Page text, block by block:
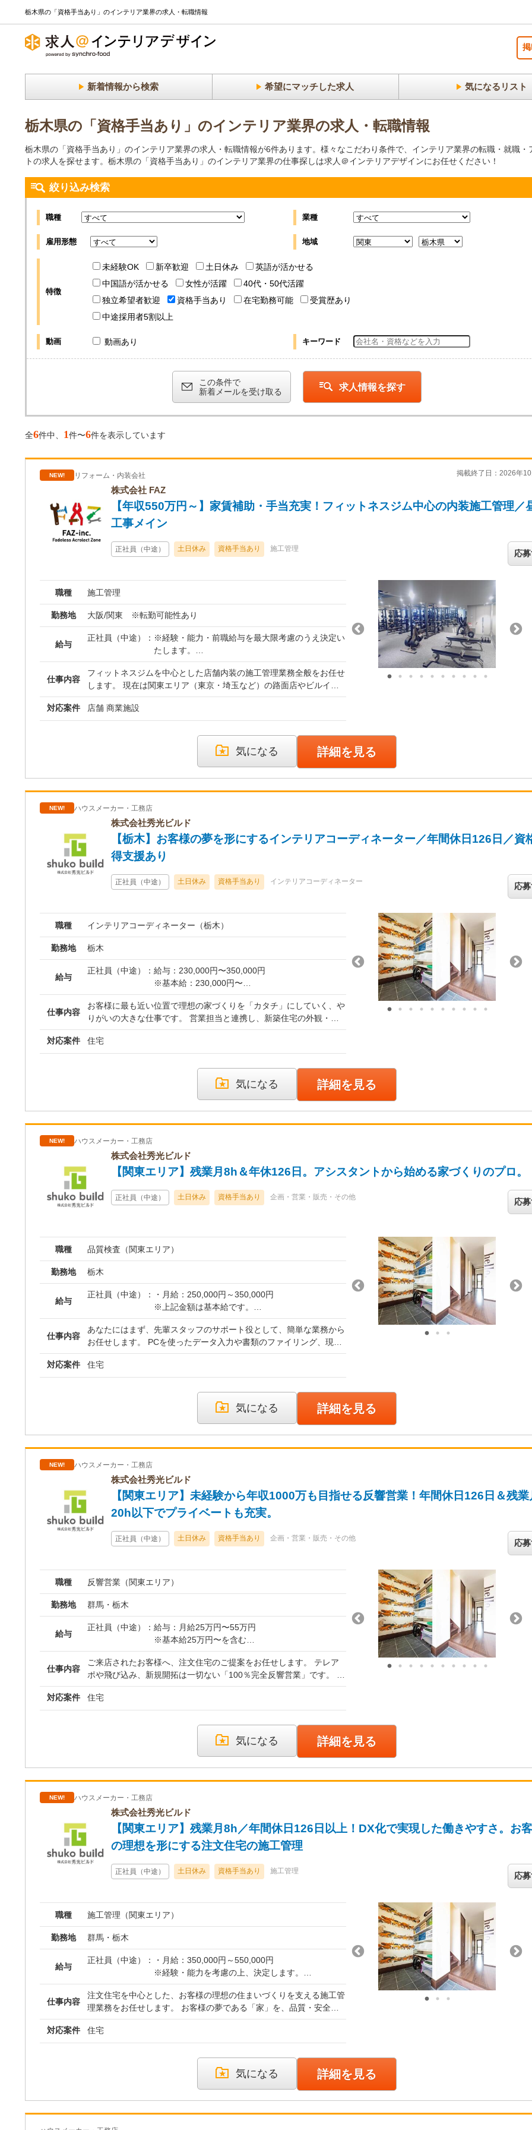
栃木県の「資格手当あり」のインテリア業界の求人・転職情報
新着情報から検索 希望にマッチした求人 気になるリスト
栃木県の「資格手当あり」のインテリア業界の求人・転職情報
栃木県の「資格手当あり」のインテリア業界の求人・転職情報が6件あります。様々なこだわり条件で、インテリア業界の転職・就職・
トの求人を探せます。栃木県の「資格手当あり」のインテリア業界の仕事探しは求人＠インテリアデザインにお任せください！
絞り込み検索
職種 業種
雇用形態 地域
特徴
未経験OK 新卒歓迎 土日休み
英語が活かせる
中国語が活かせる
女性が活躍
40代・50代活躍
独立希望者歓迎
資格手当あり 在宅勤務可能
受賞歴あり
中途採用者5割以上
動画 動画あり キーワード
この条件で
新着メールを受け取る
求人情報を探す
全6件中、 1件〜6件を表示しています
NEW! リフォーム・内装会社 掲載終了日：2026年
株式会社 FAZ
【年収550万円～】家賃補助・手当充実！フィットネスジム中心の内装施工管理／
工事メイン
正社員（中途） 土日休み 資格手当あり 施工管理 応
職種 施工管理
勤務地 大阪/関東 ※転勤可能性あり
給与
正社員（中途）： ※経験・能力・前職給与を最大限考慮のうえ決定い
たします。
※初回賞与は寸志となります。
仕事内容
フィットネスジムを中心とした店舗内装の施工管理業務全般をお任せ
します。 現在は関東エリア（東京・埼玉など）の路面店やビルイン
型の案件が主流となっており、商業施設特有の夜間工事が少なく、昼
間メインで進行できる現場が多いのが特徴です。 ■ 業務フロー 【1】
図面の読み込み・事前検証 設計図面を元に、利用者の動線や什器の
配置などをミリ単位で確認。現場で適切に収まるか事前にシミュレー
ションを行います。 ▼ 【2】工程・予算・安全管理 現場入り後は、
職人への指示出し、資材手配、スケジュール調整を実行。現場の整理
▼ 【4】竣工・引き渡し 施主様や施設担当者と最終確認を行い、引き
渡しとなります。 ■ 仕事のポイント ・裁量の大きさ： スケジュール
の組み立ては個人の裁量に委ねられています。ご自身のペースで効率
よく現場を回すことが可能です。 ・働きやすさの担保： フィットネ
スジム案件は路面店等の独立した現場が多く、日中稼働が基本です。
夜間工事が少ないため、体調管理がしやすい環境です。 ・手厚いバ
ックアップ： 大阪からの赴任や出張ベースでの勤務となる場合、家
対応案件 店舗 商業施設
気になる 詳細を見る
NEW! ハウスメーカー・工務店
株式会社秀光ビルド
【栃木】お客様の夢を形にするインテリアコーディネーター／年間休日126日／資
得支援あり
正社員（中途） 土日休み 資格手当あり インテリアコーディネーター 応
職種 インテリアコーディネーター（栃木）
勤務地 栃木
給与
正社員（中途）： 給与：230,000円〜350,000円
※基本給：230,000円〜
※残業代は別途全額支給されます。
※インセンティブ等は金額に含まれず別途支給され
ます。
540万円／入社5年（インセンティブ等含む）
420万円／入社6年（インセンティブ等含む）
仕事内容
お客様に最も近い位置で理想の家づくりを「カタチ」にしていく、や
りがいの大きな仕事です。 営業担当と連携し、新築住宅の外観・内
装から設備機器に至るまで、お客様との仕様打ち合わせをトータルで
担当します。 外観パースの依頼から、床材や壁紙、照明といったイ
ンテリアの選定まで、お客様のこだわりや夢をヒアリングしながら、
二人三脚で具体的なプランを練り上げていきます。 お客様の理想が
詰まったプランが完成したら、施工管理、現場監督、設計担当者な
ど、次の工程を担うチームへ正確に情報を引き継ぐのも重要な役割で
られますが、お客様の「理想の家」が完成した時の感動は格別です。
＜就業場所＞ ・住まいづくり館 宇都宮 栃木県宇都宮市鶴田町1613番
対応案件 住宅
気になる 詳細を見る
NEW! ハウスメーカー・工務店
株式会社秀光ビルド
【関東エリア】残業月8h＆年休126日。アシスタントから始める家づくりのプロ。
正社員（中途） 土日休み 資格手当あり 企画・営業・販売・その他 応
職種 品質検査（関東エリア）
勤務地 栃木
給与
正社員（中途）：
・月給：250,000円～350,000円
※上記金額は基本給です。
※残業代は別途全額支給されます。
※経験・能力を考慮の上、決定します。
＜昇給・賞与＞
仕事内容
あなたにはまず、先輩スタッフのサポート役として、簡単な業務から
お任せします。 PCを使ったデータ入力や書類のファイリング、現場
の写真撮影、備品の発注管理など、一つひとつ丁寧に指導しますの
で、建築業界が初めての方でもご安心ください。 業務に慣れてきた
ら、少しずつ専門的な領域にも挑戦していただきます。 先輩のサポ
ートとして、工事スケジュールの調整補助や、職人さん・資材の手
配、報告書のチェックなどを担当。 現場訪問は店舗から1時間圏内の
エリアで1日に2～3件程度、最初は必ず先輩が同行します。 現場で
せにも同席し、あなた自身がお客様の窓口として活躍する道も用意さ
れています。 お客様から直接「ありがとう」の言葉をいただける、
大きな達成感が待っています。 ＜就業場所＞ ・住まいづくり館 宇都
宮 栃木県宇都宮市鶴田町1613番地1
対応案件 住宅
気になる 詳細を見る
NEW! ハウスメーカー・工務店
株式会社秀光ビルド
【関東エリア】未経験から年収1000万も目指せる反響営業！年間休日126日＆残業
20h以下でプライベートも充実。
正社員（中途） 土日休み 資格手当あり 企画・営業・販売・その他 応
職種 反響営業（関東エリア）
勤務地 群馬・栃木
給与
正社員（中途）： 給与：月給25万円〜55万円
※基本給25万円〜を含む
※経験・能力を考慮の上、決定します。
※残業代は別途全額支給されます。
【インセンティブについて】
む）
・年収1,000万円／経験8年（インセンティブ等含
む）
・年収1,500万円／経験5年（インセンティブ等含
む）
※想定年収：325万円〜750万円（インセンティブ
仕事内容
ご来店されたお客様へ、注文住宅のご提案をお任せします。 テレア
ポや飛び込み、新規開拓は一切ない「100％完全反響営業」です。 お
客様の理想の住まいを実現するため、丁寧なヒアリングからプラン提
案、ご契約、お引渡しまで一貫して担当します。 ＜具体的な業務＞
・お客様の要望ヒアリング ・間取りやデザインなどのプラン提案 ・
見積書や契約書の作成、手続き ・竣工時の立ち合い、引継ぎ ・お引
し、じっくりと向き合える環境です。 私たちが扱うのは、高品質・
き合い、信頼関係を築く真摯な姿勢が成果に繋がる仕事です。 入社
後は、未経験の方を前提とした研修からスタート。 教育担当や上司
が、業界の基礎知識から商品知識、図面や見積もりの作成、ローンに
ついてまで丁寧に指導します。 ゆっくりと成長していただけるサポ
ート体制が整っています。 ＜就業場所＞ ・住まいづくり館 宇都宮 栃
木県宇都宮市鶴田町1613番地1 ・住まいづくり館 高崎 群馬県高崎市
上中居町367 ・太田営業所 群馬県太田市東矢島町1325番1
対応案件 住宅
気になる 詳細を見る
NEW! ハウスメーカー・工務店
株式会社秀光ビルド
【関東エリア】残業月8h／年間休日126日以上！DX化で実現した働きやすさ。お
の理想を形にする注文住宅の施工管理
正社員（中途） 土日休み 資格手当あり 施工管理 応
職種 施工管理（関東エリア）
勤務地 群馬・栃木
給与
正社員（中途）：
・月給：350,000円～550,000円
※経験・能力を考慮の上、決定します。
※残業代は残業時間に応じて別途全額支給されま
す。
※上記金額にはインセンティブは含まれておらず、
別途支給されます。
・昇給：あり
・想定年収：500万円～1,000万円
仕事内容
注文住宅を中心とした、お客様の理想の住まいづくりを支える施工管
理業務をお任せします。 お客様の夢である「家」を、品質・安全・
工程を守りながら完成へと導く責任ある仕事です。 スケジュールや
様々な関係者の調整は大変さもありますが、無事に完成し、お客様の
笑顔を見られた時には大きな達成感を得られます。 ＜具体的な業務
対応案件 住宅
気になる 詳細を見る